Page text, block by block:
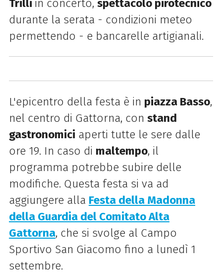
Trilli in concerto, spettacolo pirotecnico
durante la serata - condizioni meteo
permettendo - e bancarelle artigianali.
L'epicentro della festa è in piazza Basso,
nel centro di Gattorna, con stand
gastronomici aperti tutte le sere dalle
ore 19. In caso di maltempo, il
programma potrebbe subire delle
modifiche. Questa festa si va ad
aggiungere alla Festa della Madonna
della Guardia del Comitato Alta
Gattorna, che si svolge al Campo
Sportivo San Giacomo fino a lunedì 1
settembre.